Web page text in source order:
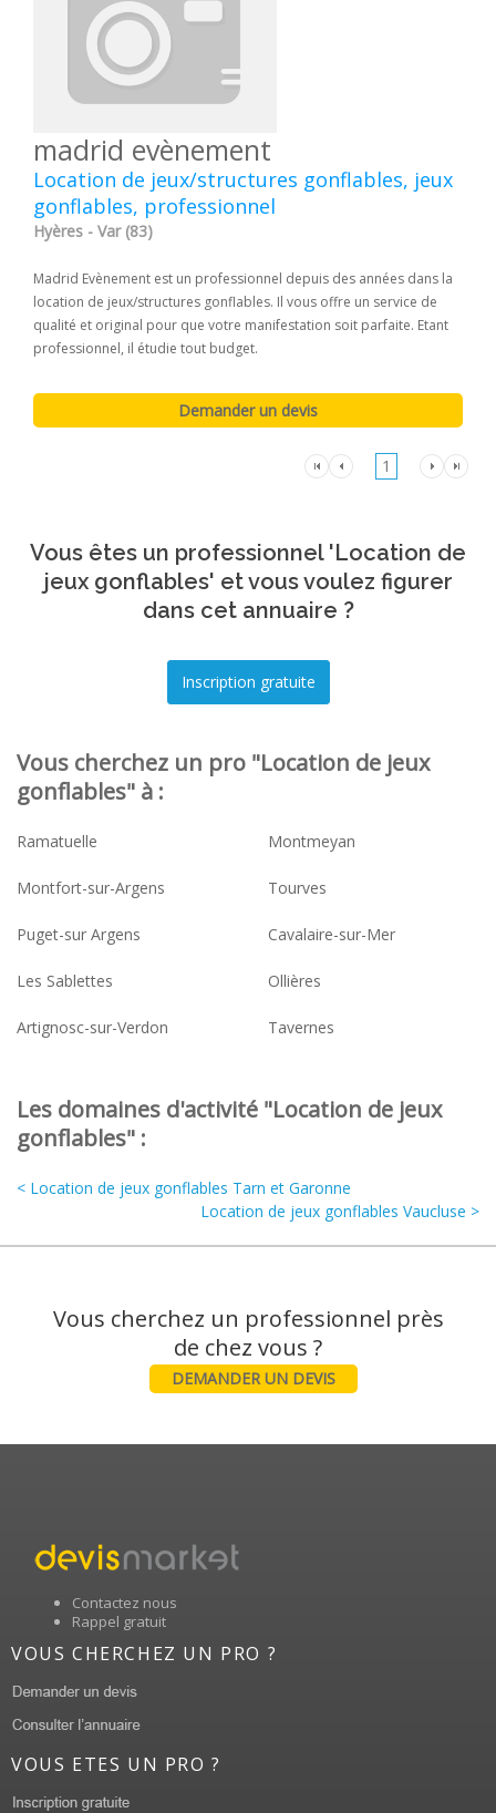
madrid evènement
Location de jeux/structures gonflables, jeux
gonflables, professionnel
Hyères - Var (83)
Madrid Evènement est un professionnel depuis des années dans la
location de jeux/structures gonflables. Il vous offre un service de
qualité et original pour que votre manifestation soit parfaite. Etant
professionnel, il étudie tout budget.
1
Vous êtes un professionnel 'Location de
jeux gonflables' et vous voulez figurer
dans cet annuaire ?
Vous cherchez un pro "Location de jeux
gonflables" à :
Ramatuelle Montmeyan
Montfort-sur-Argens Tourves
Puget-sur Argens Cavalaire-sur-Mer
Les Sablettes Ollières
Artignosc-sur-Verdon Tavernes
Les domaines d'activité "Location de jeux
gonflables" :
< Location de jeux gonflables Tarn et Garonne
Location de jeux gonflables Vaucluse >
Vous cherchez un professionnel près
DEMANDER UN DEVIS
Contactez nous
Rappel gratuit
VOUS CHERCHEZ UN PRO ?
VOUS ETES UN PRO ?